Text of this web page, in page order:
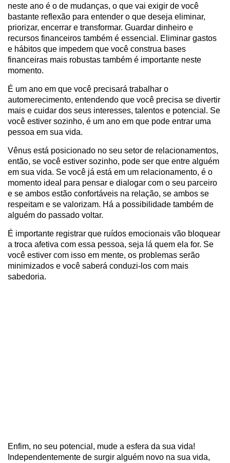
neste ano é o de mudanças, o que vai exigir de você
bastante reflexão para entender o que deseja eliminar,
priorizar, encerrar e transformar. Guardar dinheiro e
recursos financeiros também é essencial. Eliminar gastos
e hábitos que impedem que você construa bases
financeiras mais robustas também é importante neste
momento.
É um ano em que você precisará trabalhar o
automerecimento, entendendo que você precisa se divertir
mais e cuidar dos seus interesses, talentos e potencial. Se
você estiver sozinho, é um ano em que pode entrar uma
pessoa em sua vida.
Vênus está posicionado no seu setor de relacionamentos,
então, se você estiver sozinho, pode ser que entre alguém
em sua vida. Se você já está em um relacionamento, é o
momento ideal para pensar e dialogar com o seu parceiro
e se ambos estão confortáveis na relação, se ambos se
respeitam e se valorizam. Há a possibilidade também de
alguém do passado voltar.
É importante registrar que ruídos emocionais vão bloquear
a troca afetiva com essa pessoa, seja lá quem ela for. Se
você estiver com isso em mente, os problemas serão
minimizados e você saberá conduzi-los com mais
sabedoria.
Enfim, no seu potencial, mude a esfera da sua vida!
Independentemente de surgir alguém novo na sua vida,